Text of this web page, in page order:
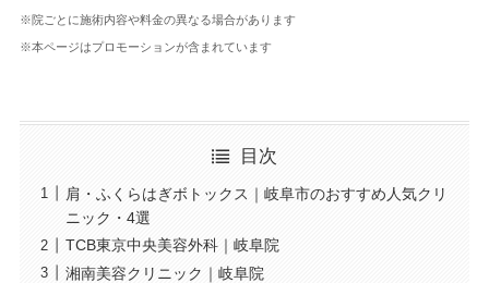
※院ごとに施術内容や料金の異なる場合があります
※本ページはプロモーションが含まれています
目次
肩・ふくらはぎボトックス｜岐阜市のおすすめ人気クリ
ニック・4選
TCB東京中央美容外科｜岐阜院
湘南美容クリニック｜岐阜院